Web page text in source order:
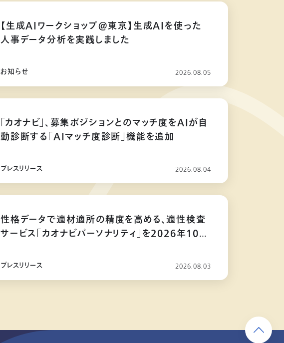
【生成AIワークショップ@東京】生成AIを使った
人事データ分析を実践しました
お知らせ 2026.08.05
「カオナビ」、募集ポジションとのマッチ度をAIが自
動診断する「AIマッチ度診断」機能を追加
プレスリリース 2026.08.04
性格データで適材適所の精度を高める、適性検査
サービス「カオナビパーソナリティ」を2026年10月
プレスリリース 2026.08.03